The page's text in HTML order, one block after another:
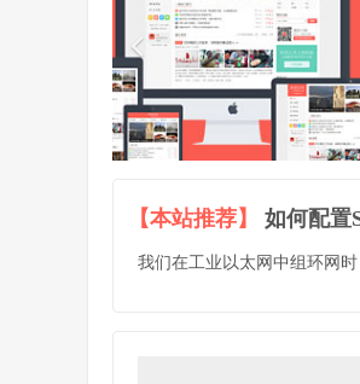
【本站推荐】 如何配置
我们在工业以太网中组环网